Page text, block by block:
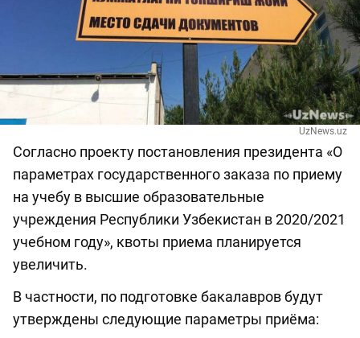
UzNews.uz
Согласно проекту постановления президента «О
параметрах государственного заказа по приему
на учебу в высшие образовательные
учреждения Республики Узбекистан в 2020/2021
учебном году», квоты приема планируется
увеличить.
В частности, по подготовке бакалавров будут
утверждены следующие параметры приёма: